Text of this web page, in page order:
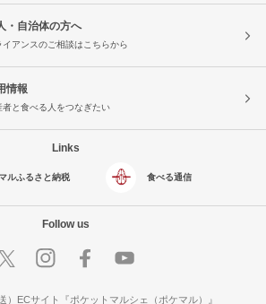
・自治体の方へ
イアンスのご相談はこちらから
情報
者と食べる人をつなぎたい
Links
ルふるさと納税 食べる通信
Follow us
）ECサイト『ポケットマルシェ（ポケマル）』